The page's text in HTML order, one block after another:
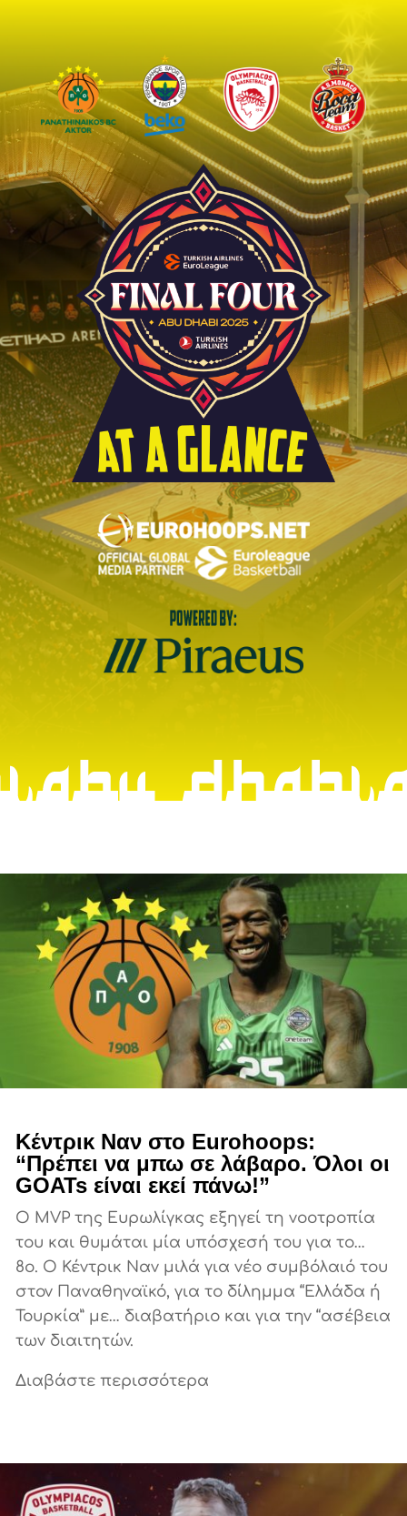
Κέντρικ Ναν στο Eurohoops:
“Πρέπει να μπω σε λάβαρο. Όλοι οι
GOATs είναι εκεί πάνω!”
Ο MVP της Ευρωλίγκας εξηγεί τη νοοτροπία
του και θυμάται μία υπόσχεσή του για το…
8ο. Ο Κέντρικ Ναν μιλά για νέο συμβόλαιό του
στον Παναθηναϊκό, για το δίλημμα “Ελλάδα ή
Τουρκία” με… διαβατήριο και για την “ασέβεια
των διαιτητών.
Διαβάστε περισσότερα